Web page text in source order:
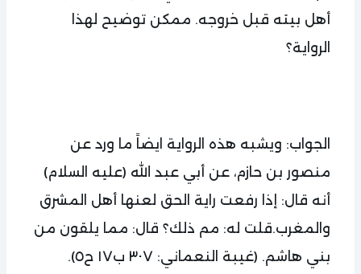
أهل بيته قبل خروجه. ممكن توضيح لهذا
الرواية؟
الجواب: ويشبه هذه الرواية ايضاً ما ورد عن
منصور بن حازم، عن أبي عبد الله (عليه السلام)
أنه قال: إذا رفعت راية الحق لعنها أهل المشرق
والمغرب.قلت له: مم ذلك؟ قال: مما يلقون من
بني هاشم. (غيبة النعماني: ٣٠٧ ب١٧ ح٥).